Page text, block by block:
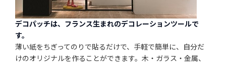
デコパッチは、フランス生まれのデコレーションツールで
す。
薄い紙をちぎってのりで貼るだけで、手軽で簡単に、自分だ
けのオリジナルを作ることができます。木・ガラス・金属、